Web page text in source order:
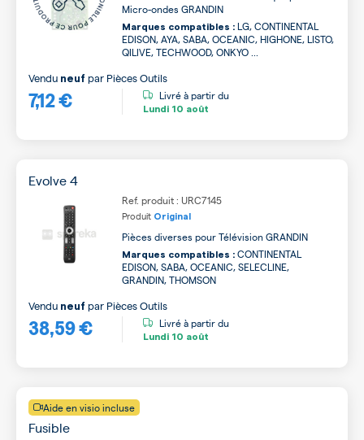
Micro-ondes GRANDIN
Marques compatibles : LG, CONTINENTAL
EDISON, AYA, SABA, OCEANIC, HIGHONE, LISTO,
QILIVE, TECHWOOD, ONKYO ...
7,12 €
Vendu neuf par Pièces Outils
Livré à partir du
Lundi 10 août
Evolve 4
Ref. produit : URC7145
Produit Original
Pièces diverses pour Télévision GRANDIN
Marques compatibles : CONTINENTAL
EDISON, SABA, OCEANIC, SELECLINE,
GRANDIN, THOMSON
38,59 €
Vendu neuf par Pièces Outils
Livré à partir du
Lundi 10 août
Aide en visio incluse
Fusible